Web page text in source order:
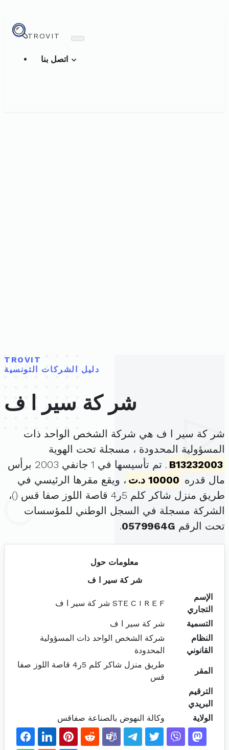
TROVIT
TROVIT
دليل الشركات التونسية
شر كة سير ا ف
شر كة سير ا ف هي شركة الشخص الواحد ذات
المسؤولية المحدودة ، مسجلة تحت الهوية
B13232003
. تم تأسيسها في 1 جانفي 2003 برأس
مال قدره 10000 د.ت
، ويقع مقرها الرئيسي في
طريق منزل شاكر كلم 5ر4 قاصة اللوز صفا قس (
)،
الشركة مسجلة في السجل الوطني للمؤسسات
تحت الرقم 0579964G
.
معلومات حول
شر كة سير ا ف
الإسم
التجاري
STE C I R E F شر كة سير ا ف
التسمية
شر كة سير ا ف
النظام
القانوني
شركة الشخص الواحد ذات المسؤولية
المحدودة
المقر
طريق منزل شاكر كلم 5ر4 قاصة اللوز صفا
قس
الترقيم
البريدي
الولاية
وكالة النهوض بالصناعة صفاقس